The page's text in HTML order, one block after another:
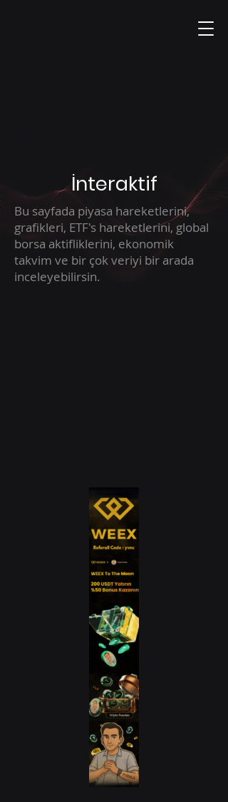
İnteraktif
Bu sayfada piyasa hareketlerini,
grafikleri, ETF's hareketlerini, global
borsa aktifliklerini, ekonomik
takvim ve bir çok veriyi bir arada
inceleyebilirsin.